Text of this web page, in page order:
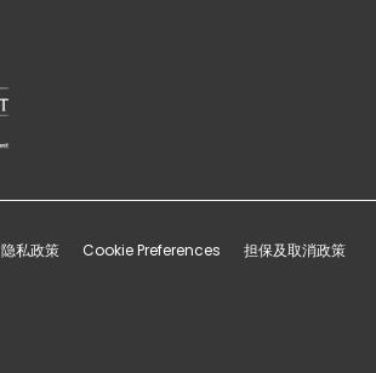
隐私政策 Cookie Preferences 担保及取消政策